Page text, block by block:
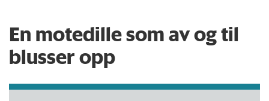
En motedille som av og til
blusser opp